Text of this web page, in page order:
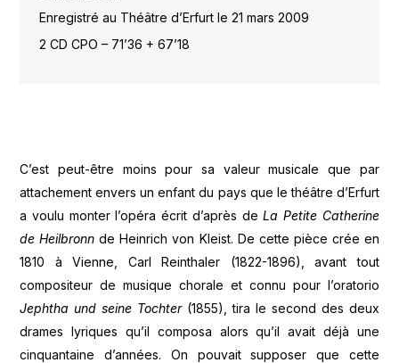
Enregistré au Théâtre d’Erfurt le 21 mars 2009
2 CD CPO – 71’36 + 67’18
C’est peut-être moins pour sa valeur musicale que par
attachement envers un enfant du pays que le théâtre d’Erfurt
a voulu monter l’opéra écrit d’après deLa Petite Catherine
de Heilbronn de Heinrich von Kleist. De cette pièce crée en
1810 à Vienne, Carl Reinthaler (1822-1896), avant tout
compositeur de musique chorale et connu pour l’oratorio
Jephtha und seine Tochter(1855), tira le second des deux
drames lyriques qu’il composa alors qu’il avait déjà une
cinquantaine d’années. On pouvait supposer que cette